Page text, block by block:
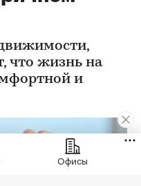
что жизнь на
и
Офисы